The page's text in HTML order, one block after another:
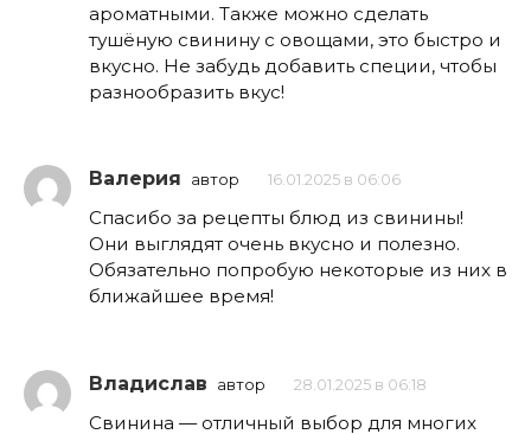
ароматными. Также можно сделать
тушёную свинину с овощами, это быстро и
вкусно. Не забудь добавить специи, чтобы
разнообразить вкус!
Валерия автор 16.01.2025 в 06:06
Спасибо за рецепты блюд из свинины!
Они выглядят очень вкусно и полезно.
Обязательно попробую некоторые из них в
ближайшее время!
Владислав автор 28.01.2025 в 06:18
Свинина — отличный выбор для многих